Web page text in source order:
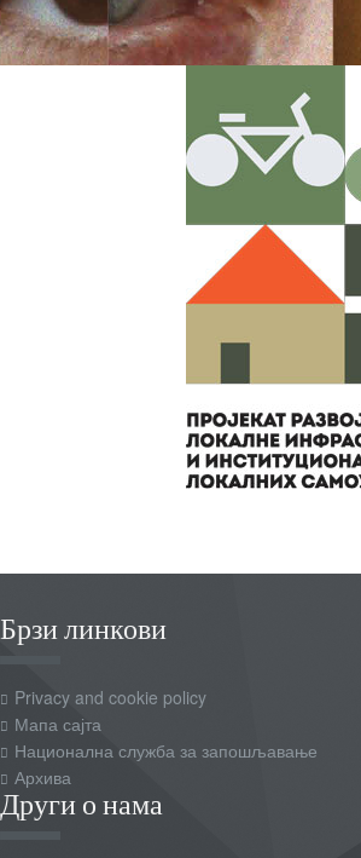
Брзи линкови
Privacy and cookie policy
Мапа сајта
Национална служба за запошљавање
Архива
Други о нама